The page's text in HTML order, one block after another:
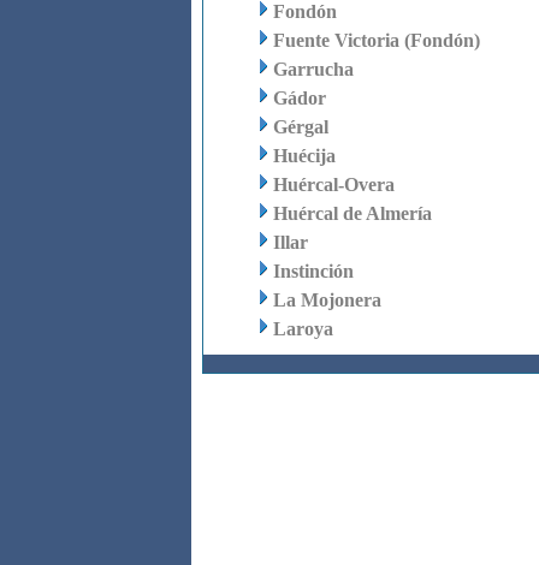
Fondón
Fuente Victoria (Fondón)
Garrucha
Gádor
Gérgal
Huécija
Huércal-Overa
Huércal de Almería
Illar
Instinción
La Mojonera
Laroya